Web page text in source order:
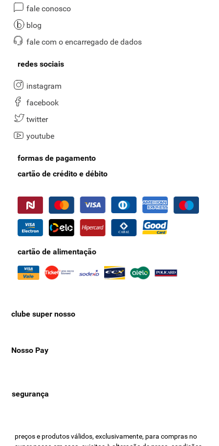
fale conosco
blog
fale com o encarregado de dados
redes sociais
instagram
facebook
twitter
youtube
formas de pagamento
cartão de crédito e débito
cartão de alimentação
clube super nosso
Nosso Pay
preços e produtos válidos, exclusivamente, para compras no